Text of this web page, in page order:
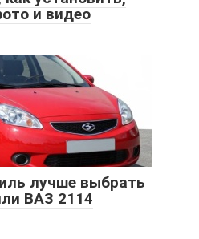
и видео
лучше выбрать
ВАЗ 2114